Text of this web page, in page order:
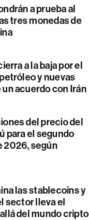
a prueba al
tres monedas de
a la baja por el
y nuevas
acuerdo con Irán
del precio del
para el segundo
2026, según
las stablecoins y
sector lleva el
del mundo cripto